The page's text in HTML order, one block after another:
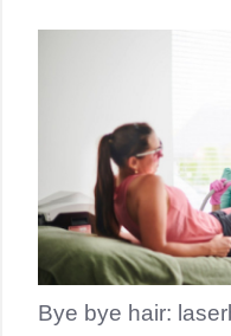
Bye bye hair: